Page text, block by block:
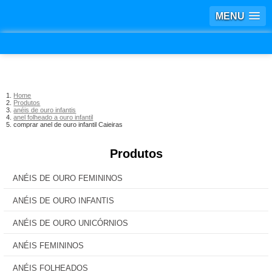
MENU
Home
Produtos
anéis de ouro infantis
anel folheado a ouro infantil
comprar anel de ouro infantil Caieiras
Produtos
ANÉIS DE OURO FEMININOS
ANÉIS DE OURO INFANTIS
ANÉIS DE OURO UNICÓRNIOS
ANÉIS FEMININOS
ANÉIS FOLHEADOS